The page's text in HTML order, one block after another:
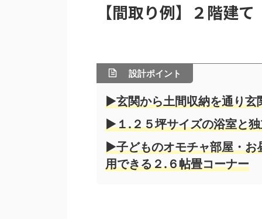
【間取り例】２階
設計ポイント
▶玄関から土間収納を通り玄
▶１.２５坪サイズの浴室と
▶子どものオモチャ部屋・お
用できる２.６帖畳コーナー